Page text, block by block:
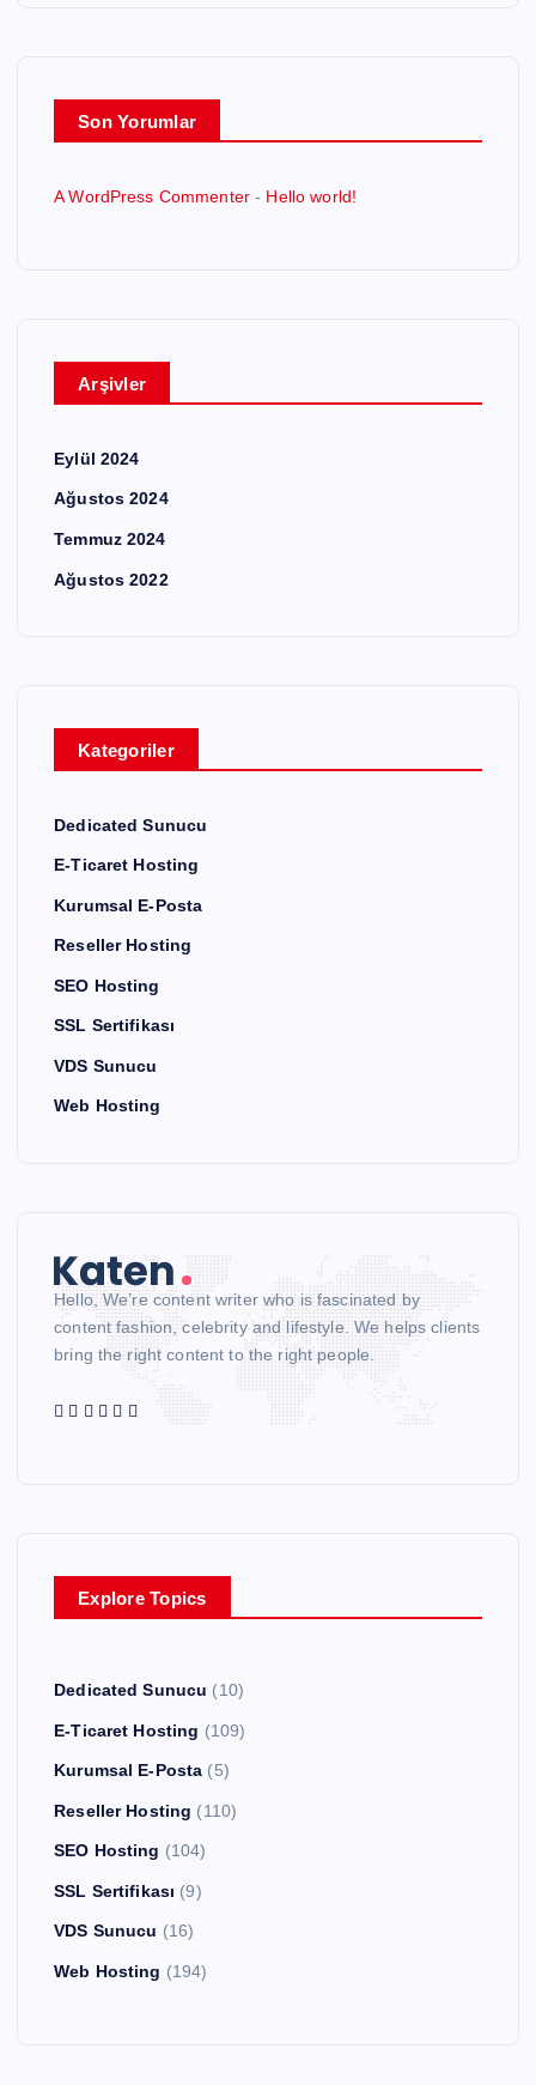
Son Yorumlar
A WordPress Commenter - Hello world!
Arşivler
Eylül 2024
Ağustos 2024
Temmuz 2024
Ağustos 2022
Kategoriler
Dedicated Sunucu
E-Ticaret Hosting
Kurumsal E-Posta
Reseller Hosting
SEO Hosting
SSL Sertifikası
VDS Sunucu
Web Hosting
Hello, We’re content writer who is fascinated by
content fashion, celebrity and lifestyle. We helps clients
bring the right content to the right people.
Explore Topics
Dedicated Sunucu (10)
E-Ticaret Hosting (109)
Kurumsal E-Posta (5)
Reseller Hosting (110)
SEO Hosting (104)
SSL Sertifikası (9)
VDS Sunucu (16)
Web Hosting (194)